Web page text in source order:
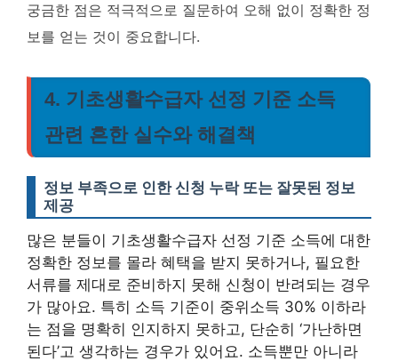
궁금한 점은 적극적으로 질문하여 오해 없이 정확한 정
보를 얻는 것이 중요합니다.
4. 기초생활수급자 선정 기준 소득
관련 흔한 실수와 해결책
정보 부족으로 인한 신청 누락 또는 잘못된 정보
제공
많은 분들이 기초생활수급자 선정 기준 소득에 대한
정확한 정보를 몰라 혜택을 받지 못하거나, 필요한
서류를 제대로 준비하지 못해 신청이 반려되는 경우
가 많아요. 특히 소득 기준이 중위소득 30% 이하라
는 점을 명확히 인지하지 못하고, 단순히 ‘가난하면
된다’고 생각하는 경우가 있어요. 소득뿐만 아니라